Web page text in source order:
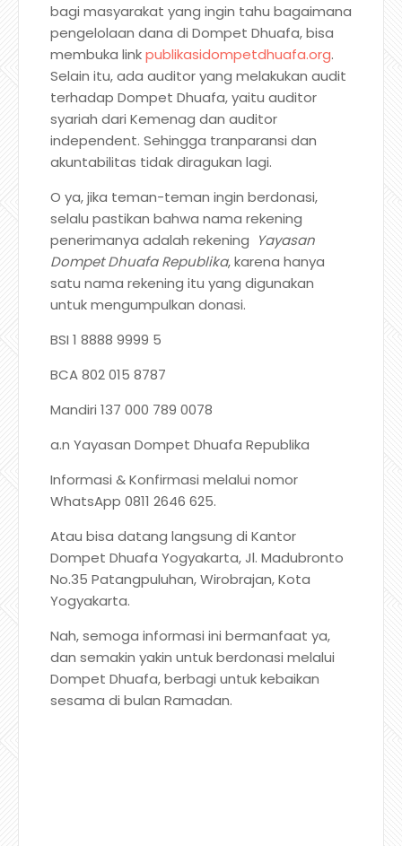
bagi masyarakat yang ingin tahu bagaimana
pengelolaan dana di Dompet Dhuafa, bisa
membuka linkpublikasidompetdhuafa.org.
Selain itu, ada auditor yang melakukan audit
terhadap Dompet Dhuafa, yaitu auditor
syariah dari Kemenag dan auditor
independent. Sehingga tranparansi dan
akuntabilitas tidak diragukan lagi.
O ya, jika teman-teman ingin berdonasi,
selalu pastikan bahwa nama rekening
penerimanya adalah rekening Yayasan
Dompet Dhuafa Republika, karena hanya
satu nama rekening itu yang digunakan
untuk mengumpulkan donasi.
BSI 1 8888 9999 5
BCA 802 015 8787
Mandiri 137 000 789 0078
a.n Yayasan Dompet Dhuafa Republika
Informasi & Konfirmasi melalui nomor
WhatsApp 0811 2646 625.
Atau bisa datang langsung di Kantor
Dompet Dhuafa Yogyakarta, Jl. Madubronto
No.35 Patangpuluhan, Wirobrajan, Kota
Yogyakarta.
Nah, semoga informasi ini bermanfaat ya,
dan semakin yakin untuk berdonasi melalui
Dompet Dhuafa, berbagi untuk kebaikan
sesama di bulan Ramadan.